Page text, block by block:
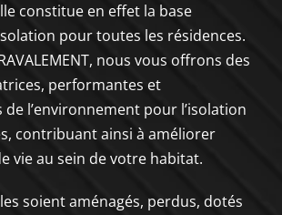
constitue en effet la base
pour toutes les résidences.
nous vous offrons des
performantes et
de l’environnement pour l’isolation
contribuant ainsi à améliorer
vie au sein de votre habitat.
soient aménagés, perdus, dotés